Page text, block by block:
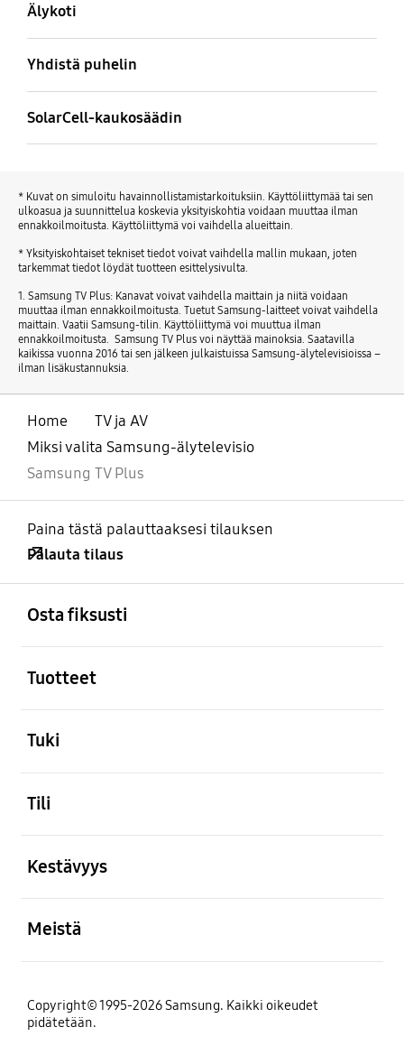
Älykoti
Yhdistä puhelin
SolarCell-kaukosäädin
* Kuvat on simuloitu havainnollistamistarkoituksiin. Käyttöliittymää tai sen
ulkoasua ja suunnittelua koskevia yksityiskohtia voidaan muuttaa ilman
ennakkoilmoitusta. Käyttöliittymä voi vaihdella alueittain.
* Yksityiskohtaiset tekniset tiedot voivat vaihdella mallin mukaan, joten
tarkemmat tiedot löydät tuotteen esittelysivulta.
1. Samsung TV Plus: Kanavat voivat vaihdella maittain ja niitä voidaan
muuttaa ilman ennakkoilmoitusta. Tuetut Samsung-laitteet voivat vaihdella
maittain. Vaatii Samsung-tilin. Käyttöliittymä voi muuttua ilman
ennakkoilmoitusta. Samsung TV Plus voi näyttää mainoksia. Saatavilla
kaikissa vuonna 2016 tai sen jälkeen julkaistuissa Samsung-älytelevisioissa –
ilman lisäkustannuksia.
Home
TV ja AV
Miksi valita Samsung-älytelevisio
Samsung TV Plus
Paina tästä palauttaaksesi tilauksen
Palauta tilaus
Osta fiksusti
Tuotteet
Tuki
Tili
Kestävyys
Meistä
Copyright© 1995-2026 Samsung. Kaikki oikeudet
pidätetään.